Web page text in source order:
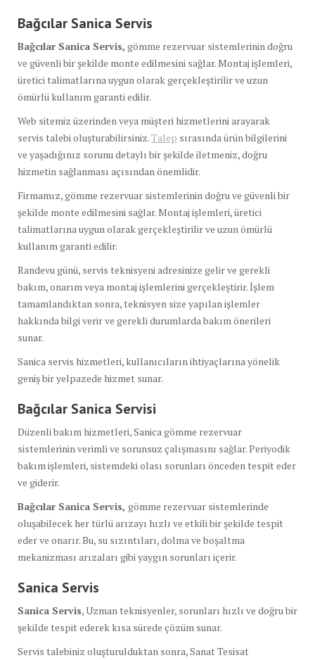
Bağcılar Sanica Servis
Bağcılar Sanica Servis, gömme rezervuar sistemlerinin doğru
ve güvenli bir şekilde monte edilmesini sağlar. Montaj işlemleri,
üretici talimatlarına uygun olarak gerçekleştirilir ve uzun
ömürlü kullanım garanti edilir.
Web sitemiz üzerinden veya müşteri hizmetlerini arayarak
servis talebi oluşturabilirsiniz.Talep sırasında ürün bilgilerini
ve yaşadığınız sorunu detaylı bir şekilde iletmeniz, doğru
hizmetin sağlanması açısından önemlidir.
Firmamız, gömme rezervuar sistemlerinin doğru ve güvenli bir
şekilde monte edilmesini sağlar. Montaj işlemleri, üretici
talimatlarına uygun olarak gerçekleştirilir ve uzun ömürlü
kullanım garanti edilir.
Randevu günü, servis teknisyeni adresinize gelir ve gerekli
bakım, onarım veya montaj işlemlerini gerçekleştirir. İşlem
tamamlandıktan sonra, teknisyen size yapılan işlemler
hakkında bilgi verir ve gerekli durumlarda bakım önerileri
sunar.
Sanica servis hizmetleri, kullanıcıların ihtiyaçlarına yönelik
geniş bir yelpazede hizmet sunar.
Bağcılar Sanica Servisi
Düzenli bakım hizmetleri, Sanica gömme rezervuar
sistemlerinin verimli ve sorunsuz çalışmasını sağlar. Periyodik
bakım işlemleri, sistemdeki olası sorunları önceden tespit eder
ve giderir.
Bağcılar Sanica Servis, gömme rezervuar sistemlerinde
oluşabilecek her türlü arızayı hızlı ve etkili bir şekilde tespit
eder ve onarır. Bu, su sızıntıları, dolma ve boşaltma
mekanizması arızaları gibi yaygın sorunları içerir.
Sanica Servis
Sanica Servis, Uzman teknisyenler, sorunları hızlı ve doğru bir
şekilde tespit ederek kısa sürede çözüm sunar.
Servis talebiniz oluşturulduktan sonra, Sanat Tesisat